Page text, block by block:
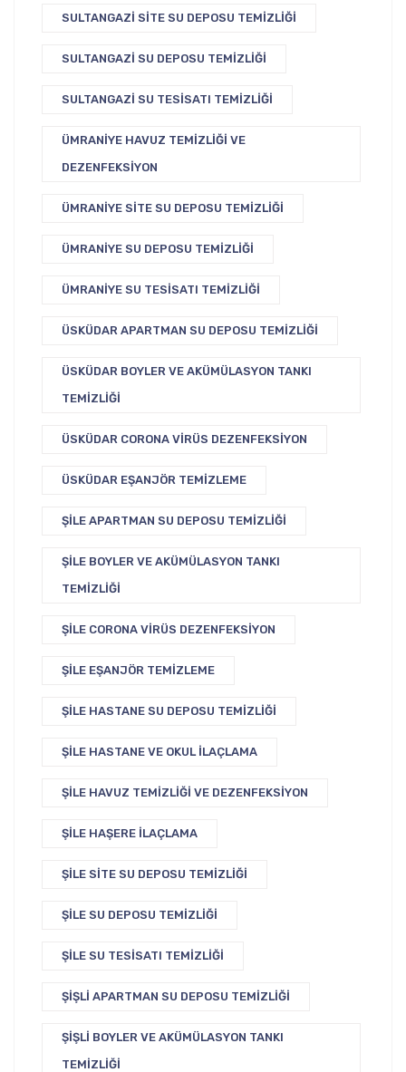
SULTANGAZI SITE SU DEPOSU TEMIZLIĞI
SULTANGAZI SU DEPOSU TEMIZLIĞI
SULTANGAZI SU TESISATI TEMIZLIĞI
ÜMRANIYE HAVUZ TEMIZLIĞI VE
DEZENFEKSIYON
ÜMRANIYE SITE SU DEPOSU TEMIZLIĞI
ÜMRANIYE SU DEPOSU TEMIZLIĞI
ÜMRANIYE SU TESISATI TEMIZLIĞI
ÜSKÜDAR APARTMAN SU DEPOSU TEMIZLIĞI
ÜSKÜDAR BOYLER VE AKÜMÜLASYON TANKI
TEMIZLIĞI
ÜSKÜDAR CORONA VIRÜS DEZENFEKSIYON
ÜSKÜDAR EŞANJÖR TEMIZLEME
ŞILE APARTMAN SU DEPOSU TEMIZLIĞI
ŞILE BOYLER VE AKÜMÜLASYON TANKI
TEMIZLIĞI
ŞILE CORONA VIRÜS DEZENFEKSIYON
ŞILE EŞANJÖR TEMIZLEME
ŞILE HASTANE SU DEPOSU TEMIZLIĞI
ŞILE HASTANE VE OKUL İLAÇLAMA
ŞILE HAVUZ TEMIZLIĞI VE DEZENFEKSIYON
ŞILE HAŞERE İLAÇLAMA
ŞILE SITE SU DEPOSU TEMIZLIĞI
ŞILE SU DEPOSU TEMIZLIĞI
ŞILE SU TESISATI TEMIZLIĞI
ŞIŞLI APARTMAN SU DEPOSU TEMIZLIĞI
ŞIŞLI BOYLER VE AKÜMÜLASYON TANKI
TEMIZLIĞI